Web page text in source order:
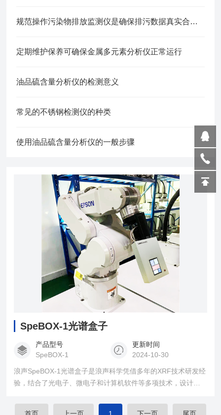
规范操作污染物排放监测仪是确保排污数据真实合规的关键
定期维护保养可确保金属多元素分析仪正常运行
油品硫含量分析仪的检测意义
常见的不锈钢检测仪的种类
使用油品硫含量分析仪的一般步骤
SpeBOX-1光谱盒子
产品型号
SpeBOX-1
更新时间
2024-10-30
浪声SpeBOX-1光谱盒子是浪声科学凭借多年的XRF技术研发经
验，结合了光电子、微电子和计算机软件等多项技术，设计出
首页 上一页 1 下一页 尾页